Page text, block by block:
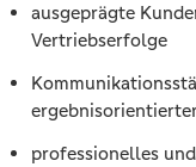
ausgeprägte
Vertriebserfolge
professionelles